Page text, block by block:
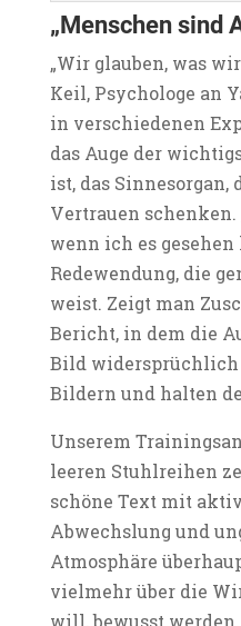
„Menschen sind
„Wir glauben, was
Keil, Psychologe an
in verschiedenen
das Auge der
ist, das
Vertrauen schenken.
wenn ich es gesehen
Redewendung, die
weist. Zeigt man
Bericht, in dem die
Bild widersprüchlich
Bildern und halten
Unserem
leeren Stuhlreihen
schöne Text mit
Abwechslung und
Atmosphäre
vielmehr über die